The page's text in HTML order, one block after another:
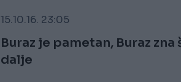
15.10.16. 23:05
Buraz je pametan, Buraz zna
dalje